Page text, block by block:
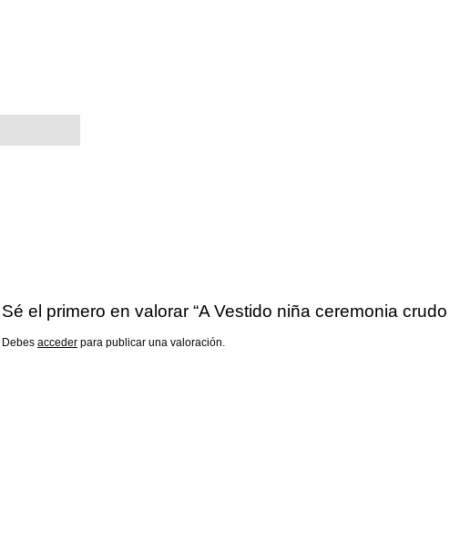
Sé el primero en valorar “A Vestido niña ceremonia
Debes accederpara publicar una valoración.